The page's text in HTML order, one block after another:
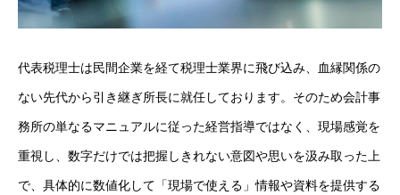
代表税理士は民間企業を経て税理士業界に飛び込み、血縁関係の
ない先代から引き継ぎ所長に就任しております。そのため会計事
務所の単なるマニュアルに従った経営指導ではなく、現場感覚を
重視し、数字だけでは把握しきれない意図や思いを汲み取った上
で、具体的に数値化して「現場で使える」情報や資料を提供する